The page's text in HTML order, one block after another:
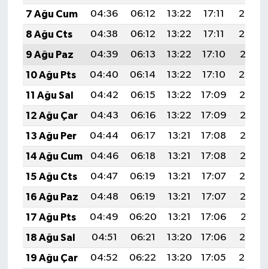
7 Ağu Cum
04:36 06:12 13:22 17:11
20:23
8 Ağu Cts
04:38 06:12 13:22 17:11
20:22
9 Ağu Paz
04:39 06:13 13:22 17:10
20:21
10 Ağu Pts
04:40 06:14 13:22 17:10
20:20
11 Ağu Sal
04:42 06:15 13:22 17:09
20:19
12 Ağu Çar
04:43 06:16 13:22 17:09
20:17
13 Ağu Per
04:44 06:17 13:21 17:08
20:16
14 Ağu Cum
04:46 06:18 13:21 17:08
20:15
15 Ağu Cts
04:47 06:19 13:21 17:07
20:14
16 Ağu Paz
04:48 06:19 13:21 17:07
20:12
17 Ağu Pts
04:49 06:20 13:21 17:06
20:11
18 Ağu Sal
04:51 06:21 13:20 17:06
20:10
19 Ağu Çar
04:52 06:22 13:20 17:05
20:08